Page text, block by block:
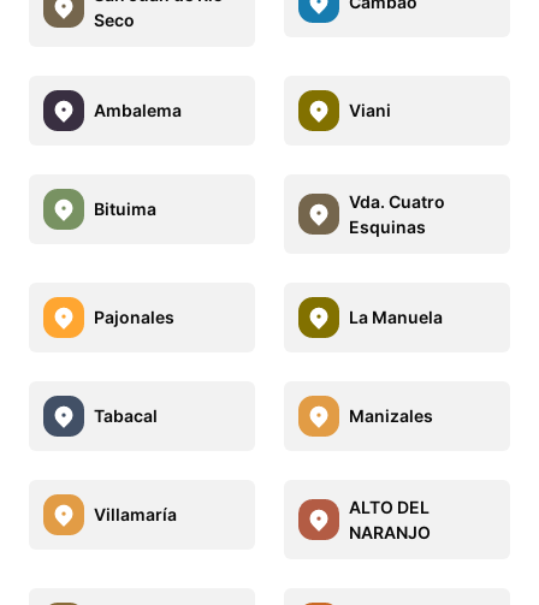
Seco
Ambalema Viani
Bituima
Vda. Cuatro
Esquinas
Pajonales La Manuela
Tabacal Manizales
Villamaría
ALTO DEL
NARANJO